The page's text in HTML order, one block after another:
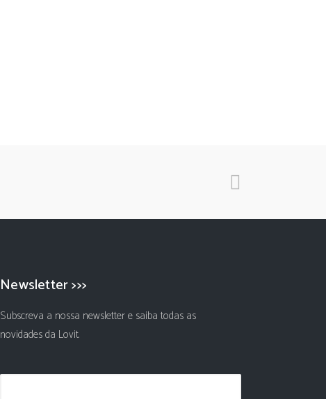
Newsletter >>>
Subscreva a nossa newsletter e saiba todas as
novidades da Lovit.